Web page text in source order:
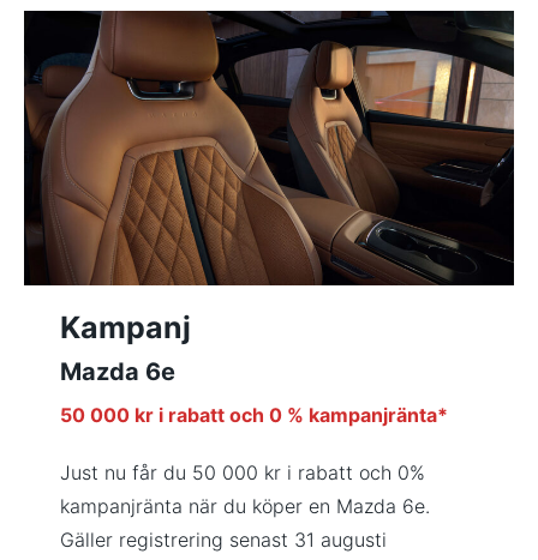
Kampanj
Mazda 6e
50 000 kr i rabatt och 0 % kampanjränta*
Just nu får du 50 000 kr i rabatt och 0%
kampanjränta när du köper en Mazda 6e.
Gäller registrering senast 31 augusti